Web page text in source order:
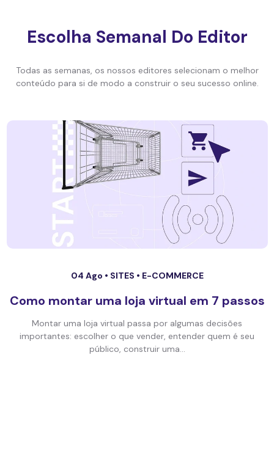
Escolha Semanal Do Editor
Todas as semanas, os nossos editores selecionam o melhor
conteúdo para si de modo a construir o seu sucesso online.
04 Ago • SITES • E-COMMERCE
Como montar uma loja virtual em 7 passos
Montar uma loja virtual passa por algumas decisões
importantes: escolher o que vender, entender quem é seu
público, construir uma...